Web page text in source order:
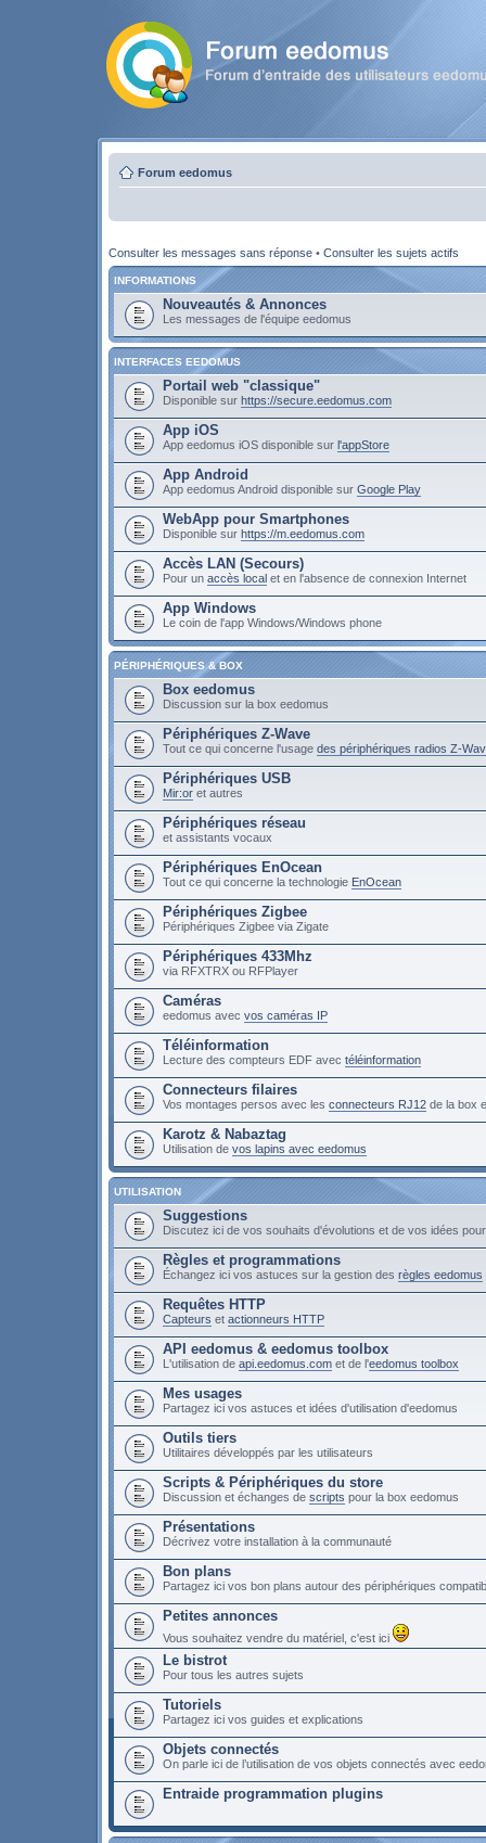
Forum eedomus
Consulter les messages sans réponse • Consulter les sujets actifs
INFORMATIONS
Nouveautés & Annonces
Les messages de l'équipe eedomus
INTERFACES EEDOMUS
Portail web "classique"
Disponible sur https://secure.eedomus.com
App iOS
App eedomus iOS disponible sur l'appStore
App Android
App eedomus Android disponible sur Google Play
WebApp pour Smartphones
Disponible sur https://m.eedomus.com
Accès LAN (Secours)
Pour un accès local et en l'absence de connexion Internet
App Windows
Le coin de l'app Windows/Windows phone
PÉRIPHÉRIQUES & BOX
Box eedomus
Discussion sur la box eedomus
Périphériques Z-Wave
Tout ce qui concerne l'usage des périphériques radios Z-
Périphériques USB
Mir:or et autres
Périphériques réseau
et assistants vocaux
Périphériques EnOcean
Tout ce qui concerne la technologie EnOcean
Périphériques Zigbee
Périphériques Zigbee via Zigate
Périphériques 433Mhz
via RFXTRX ou RFPlayer
Caméras
eedomus avec vos caméras IP
Téléinformation
Lecture des compteurs EDF avec téléinformation
Connecteurs filaires
Vos montages persos avec les connecteurs RJ12 de la box
Karotz & Nabaztag
Utilisation de vos lapins avec eedomus
UTILISATION
Suggestions
Discutez ici de vos souhaits d'évolutions et de vos idées
Règles et programmations
Échangez ici vos astuces sur la gestion des règles eedomus
Requêtes HTTP
Capteurs et actionneurs HTTP
API eedomus & eedomus toolbox
L'utilisation de api.eedomus.com et de l'eedomus toolbox
Mes usages
Partagez ici vos astuces et idées d'utilisation d'eedomus
Outils tiers
Utilitaires développés par les utilisateurs
Scripts & Périphériques du store
Discussion et échanges de scripts pour la box eedomus
Présentations
Décrivez votre installation à la communauté
Bon plans
Partagez ici vos bon plans autour des périphériques
Petites annonces
Vous souhaitez vendre du matériel, c'est ici
Le bistrot
Pour tous les autres sujets
Tutoriels
Partagez ici vos guides et explications
Objets connectés
On parle ici de l’utilisation de vos objets connectés avec
Entraide programmation plugins